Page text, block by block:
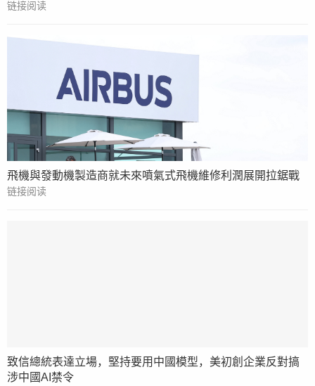
链接阅读
飛機與發動機製造商就未來噴氣式飛機維修利潤展開拉鋸戰
链接阅读
致信總統表達立場，堅持要用中國模型，美初創企業反對搞
涉中國AI禁令